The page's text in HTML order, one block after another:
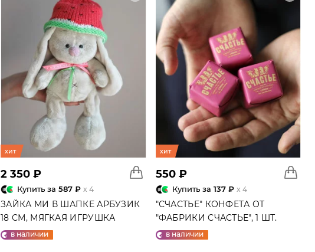
хит
2 350 ₽
Купить за 587 ₽ x 4
ЗАЙКА МИ В ШАПКЕ АРБУЗИК
18 СМ, МЯГКАЯ ИГРУШКА
в наличии
хит
550 ₽
Купить за 137 ₽ x 4
"СЧАСТЬЕ" КОНФЕТА ОТ
"ФАБРИКИ СЧАСТЬЕ", 1 ШТ.
в наличии